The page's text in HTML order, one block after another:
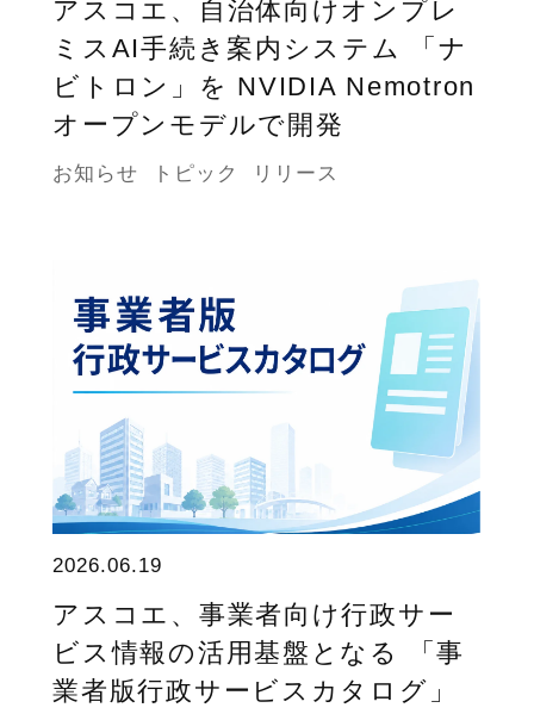
アスコエ、自治体向けオンプレ
ミスAI手続き案内システム 「ナ
ビトロン」を NVIDIA Nemotron
オープンモデルで開発
お知らせ トピック リリース
2026.06.19
アスコエ、事業者向け行政サー
ビス情報の活用基盤となる 「事
業者版行政サービスカタログ」